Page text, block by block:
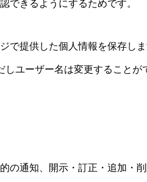
できるようにするためです。
で提供した個人情報を保存しま
ユーザー名は変更することが
の通知、開示・訂正・追加・削